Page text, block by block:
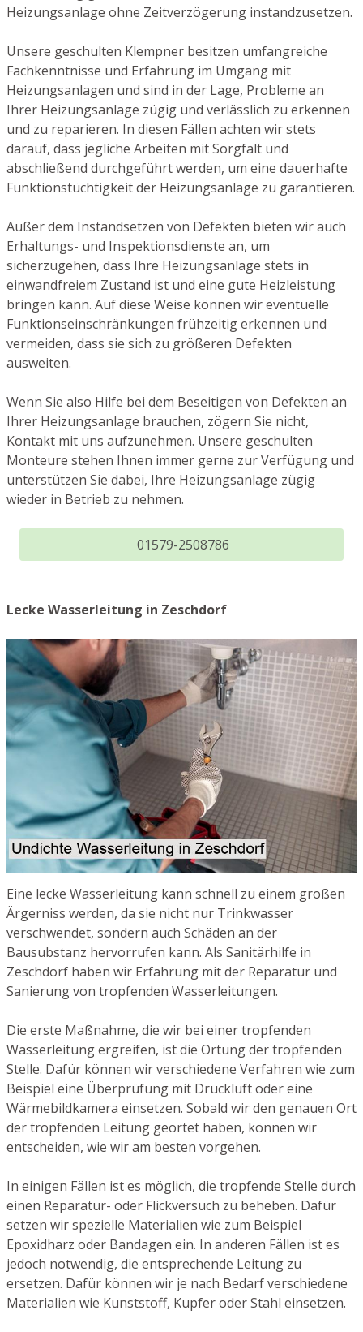
Heizungsanlage ohne Zeitverzögerung instandzusetzen.
Unsere geschulten Klempner besitzen umfangreiche
Fachkenntnisse und Erfahrung im Umgang mit
Heizungsanlagen und sind in der Lage, Probleme an
Ihrer Heizungsanlage zügig und verlässlich zu erkennen
und zu reparieren. In diesen Fällen achten wir stets
darauf, dass jegliche Arbeiten mit Sorgfalt und
abschließend durchgeführt werden, um eine dauerhafte
Funktionstüchtigkeit der Heizungsanlage zu garantieren.
Außer dem Instandsetzen von Defekten bieten wir auch
Erhaltungs- und Inspektionsdienste an, um
sicherzugehen, dass Ihre Heizungsanlage stets in
einwandfreiem Zustand ist und eine gute Heizleistung
bringen kann. Auf diese Weise können wir eventuelle
Funktionseinschränkungen frühzeitig erkennen und
vermeiden, dass sie sich zu größeren Defekten
ausweiten.
Wenn Sie also Hilfe bei dem Beseitigen von Defekten an
Ihrer Heizungsanlage brauchen, zögern Sie nicht,
Kontakt mit uns aufzunehmen. Unsere geschulten
Monteure stehen Ihnen immer gerne zur Verfügung und
unterstützen Sie dabei, Ihre Heizungsanlage zügig
wieder in Betrieb zu nehmen.
01579-2508786
Lecke Wasserleitung in Zeschdorf
Eine lecke Wasserleitung kann schnell zu einem großen
Ärgerniss werden, da sie nicht nur Trinkwasser
verschwendet, sondern auch Schäden an der
Bausubstanz hervorrufen kann. Als Sanitärhilfe in
Zeschdorf haben wir Erfahrung mit der Reparatur und
Sanierung von tropfenden Wasserleitungen.
Die erste Maßnahme, die wir bei einer tropfenden
Wasserleitung ergreifen, ist die Ortung der tropfenden
Stelle. Dafür können wir verschiedene Verfahren wie zum
Beispiel eine Überprüfung mit Druckluft oder eine
Wärmebildkamera einsetzen. Sobald wir den genauen Ort
der tropfenden Leitung geortet haben, können wir
entscheiden, wie wir am besten vorgehen.
In einigen Fällen ist es möglich, die tropfende Stelle durch
einen Reparatur- oder Flickversuch zu beheben. Dafür
setzen wir spezielle Materialien wie zum Beispiel
Epoxidharz oder Bandagen ein. In anderen Fällen ist es
jedoch notwendig, die entsprechende Leitung zu
ersetzen. Dafür können wir je nach Bedarf verschiedene
Materialien wie Kunststoff, Kupfer oder Stahl einsetzen.